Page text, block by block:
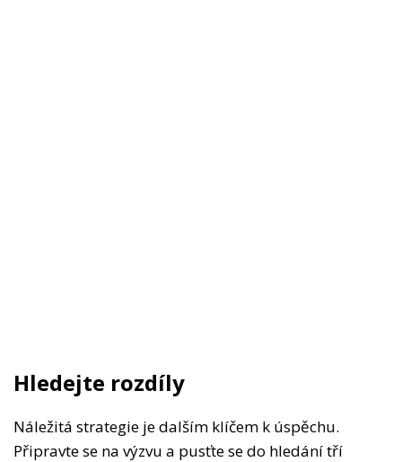
Hledejte rozdíly
Náležitá strategie je dalším klíčem k úspěchu.
Připravte se na výzvu a pusťte se do hledání tří